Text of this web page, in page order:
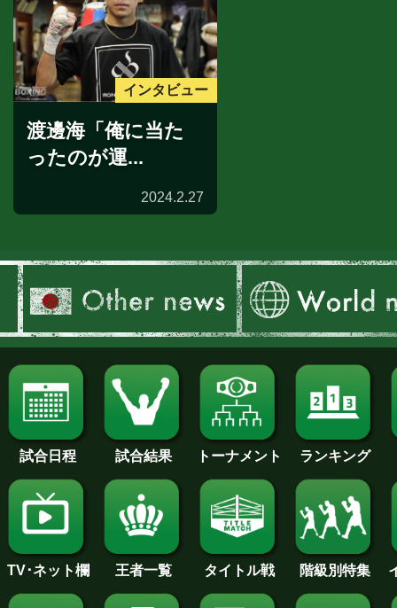
インタビュー
渡邊海「俺に当た
ったのが運...
2024.2.27
試合日程 試合結果 トーナメント ランキング
TV･ネット欄 王者一覧 タイトル戦 階級別特集